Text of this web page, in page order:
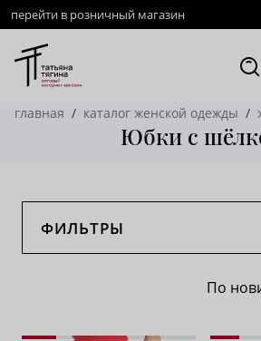
перейти в розничный магазин
главная каталог женской одежды
Юбки с
ФИЛЬТРЫ
По